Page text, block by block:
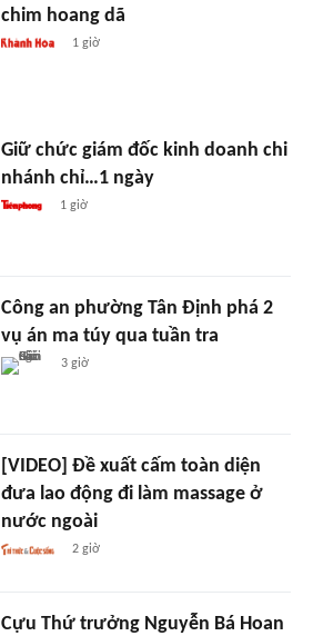
chim hoang dã
1 giờ
Giữ chức giám đốc kinh doanh chi
nhánh chỉ…1 ngày
1 giờ
Công an phường Tân Định phá 2
vụ án ma túy qua tuần tra
3 giờ
[VIDEO] Đề xuất cấm toàn diện
đưa lao động đi làm massage ở
nước ngoài
2 giờ
Cựu Thứ trưởng Nguyễn Bá Hoan